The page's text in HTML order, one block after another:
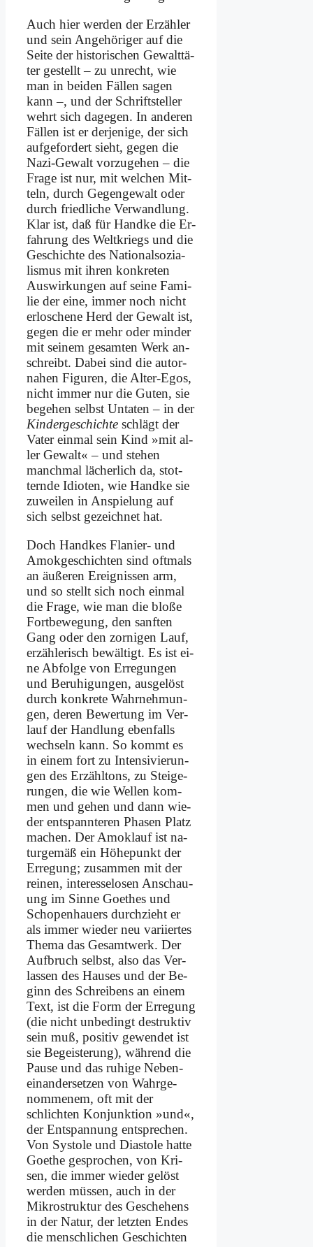
Auch hier wer­den der Er­zäh­ler
und sein An­ge­hö­ri­ger auf die
Sei­te der hi­sto­ri­schen Ge­walt­tä­
ter ge­stellt – zu un­recht, wie
man in bei­den Fäl­len sa­gen
kann –, und der Schrift­stel­ler
wehrt sich da­ge­gen. In an­de­ren
Fäl­len ist er der­je­ni­ge, der sich
auf­ge­for­dert sieht, ge­gen die
Na­zi-Ge­walt vor­zu­ge­hen – die
Fra­ge ist nur, mit wel­chen Mit­
teln, durch Ge­gen­ge­walt oder
durch fried­li­che Ver­wand­lung.
Klar ist, daß für Hand­ke die Er­
fah­rung des Welt­kriegs und die
Ge­schich­te des Na­tio­nal­so­zia­
lis­mus mit ih­ren kon­kre­ten
Aus­wir­kun­gen auf sei­ne Fa­mi­
lie der ei­ne, im­mer noch nicht
er­lo­sche­ne Herd der Ge­walt ist,
ge­gen die er mehr oder min­der
mit sei­nem ge­sam­ten Werk an­
schreibt. Da­bei sind die au­tor­
na­hen Fi­gu­ren, die Al­ter-Egos,
nicht im­mer nur die Gu­ten, sie
be­ge­hen selbst Un­ta­ten – in der
Kin­der­ge­schich­te schlägt der
Va­ter ein­mal sein Kind »mit al­
ler Ge­walt« – und ste­hen
manch­mal lä­cher­lich da, stot­
tern­de Idio­ten, wie Hand­ke sie
zu­wei­len in An­spie­lung auf
sich selbst ge­zeich­net hat.
Doch Hand­kes Fla­nier- und
Amok­ge­schich­ten sind oft­mals
an äu­ße­ren Er­eig­nis­sen arm,
und so stellt sich noch ein­mal
die Fra­ge, wie man die blo­ße
Fort­be­we­gung, den sanf­ten
Gang oder den zor­ni­gen Lauf,
er­zäh­le­risch be­wäl­tigt. Es ist ei­
ne Ab­fol­ge von Er­re­gun­gen
und Be­ru­hi­gun­gen, aus­ge­löst
durch kon­kre­te Wahr­neh­mun­
gen, de­ren Be­wer­tung im Ver­
lauf der Hand­lung eben­falls
wech­seln kann. So kommt es
in ei­nem fort zu In­ten­si­vie­run­
gen des Er­zähl­tons, zu Stei­ge­
run­gen, die wie Wel­len kom­
men und ge­hen und dann wie­
der ent­spann­te­ren Pha­sen Platz
ma­chen. Der Amok­lauf ist na­
tur­ge­mäß ein Hö­he­punkt der
Er­re­gung; zu­sam­men mit der
rei­nen, in­ter­es­se­lo­sen An­schau­
ung im Sin­ne Goe­thes und
Scho­pen­hau­ers durch­zieht er
als im­mer wie­der neu va­ri­ier­tes
The­ma das Ge­samt­werk. Der
Auf­bruch selbst, al­so das Ver­
las­sen des Hau­ses und der Be­
ginn des Schrei­bens an ei­nem
Text, ist die Form der Er­re­gung
(die nicht un­be­dingt de­struk­tiv
sein muß, po­si­tiv ge­wen­det ist
sie Be­gei­ste­rung), wäh­rend die
Pau­se und das ru­hi­ge Ne­ben­
ein­an­der­set­zen von Wahr­ge­
nom­me­nem, oft mit der
schlich­ten Kon­junk­ti­on »und«,
der Ent­span­nung ent­spre­chen.
Von Sy­stole und Dia­sto­le hat­te
Goe­the ge­spro­chen, von Kri­
sen, die im­mer wie­der ge­löst
wer­den müs­sen, auch in der
Mi­kro­struk­tur des Ge­sche­hens
in der Na­tur, der letz­ten En­des
die mensch­li­chen Ge­schich­ten